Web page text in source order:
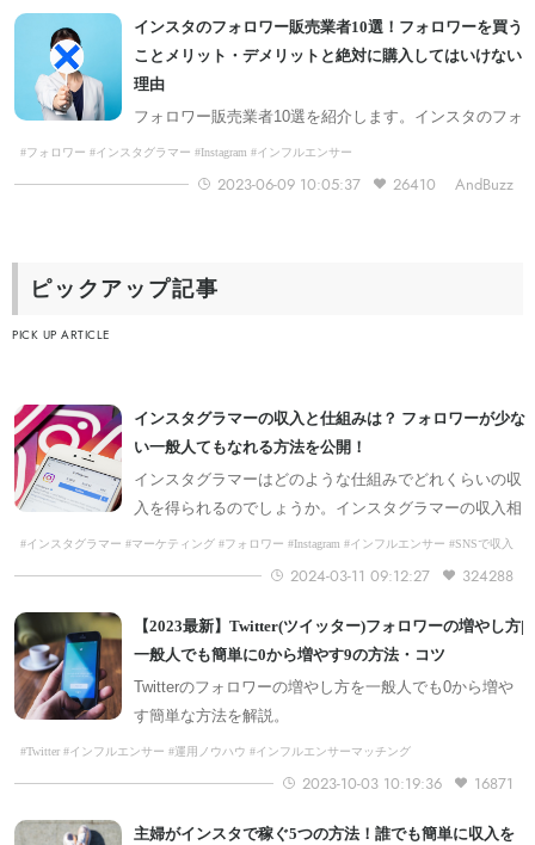
インスタのフォロワー販売業者10選！フォロワーを買う
ことメリット・デメリットと絶対に購入してはいけない
理由
フォロワー販売業者10選を紹介します。インスタのフォ
ロワーを買うことのメリットやデメリットについても解
#フォロワー #インスタグラマー #Instagram #インフルエンサー
2023-06-09 10:05:37 26410 AndBuzz
ピックアップ記事
PICK UP ARTICLE
インスタグラマーの収入と仕組みは？ フォロワーが少な
い一般人てもなれる方法を公開！
インスタグラマーはどのような仕組みでどれくらいの収
入を得られるのでしょうか。インスタグラマーの収入相
場や、フォロワーが少ない一般人ても報酬を得る方法な
#インスタグラマー #マーケティング #フォロワー #Instagram #インフルエンサー #SNSで収入
2024-03-11 09:12:27 324288
【2023最新】Twitter(ツイッター)フォロワーの増やし方|
一般人でも簡単に0から増やす9の方法・コツ
Twitterのフォロワーの増やし方を一般人でも0から増や
す簡単な方法を解説。
#Twitter #インフルエンサー #運用ノウハウ #インフルエンサーマッチング
2023-10-03 10:19:36 16871
主婦がインスタで稼ぐ5つの方法！誰でも簡単に収入を